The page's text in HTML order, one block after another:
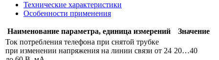
Технические характеристики
Особенности применения
Наименование параметра, единица измерений
Значение
Ток потребления телефона при снятой трубке
при изменении напряжения на линии связи от 24 20…40